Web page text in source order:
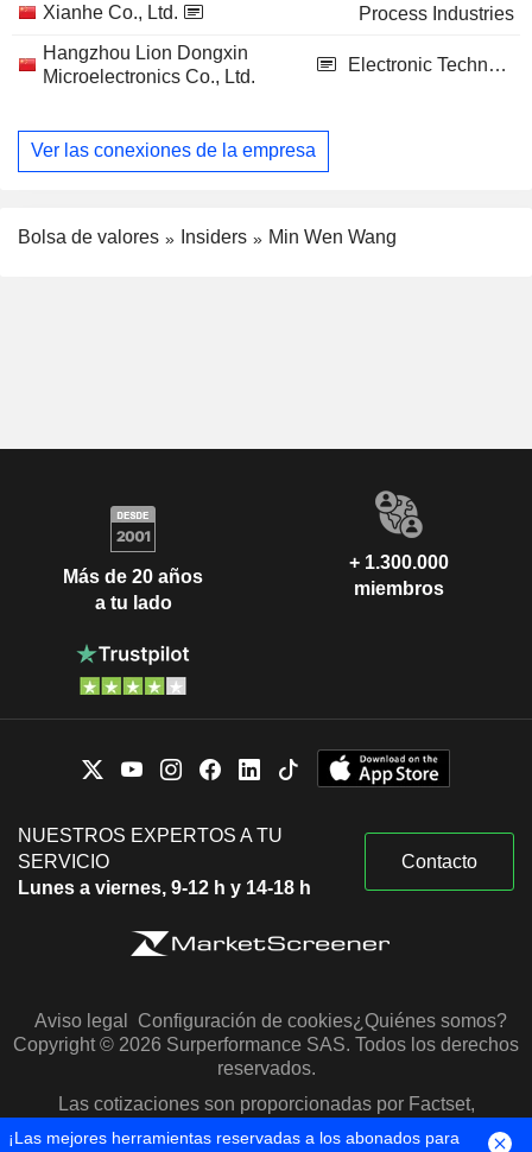
Xianhe Co., Ltd.
Process Industries
Hangzhou Lion Dongxin
Microelectronics Co., Ltd.
Electronic Technology
Ver las conexiones de la empresa
Bolsa de valores Insiders Min Wen Wang
Más de 20 años
a tu lado
+ 1.300.000
miembros
NUESTROS EXPERTOS A TU
SERVICIO
Lunes a viernes, 9-12 h y 14-18 h
Contacto
Aviso legal Configuración de cookies¿Quiénes somos?
Copyright © 2026 Surperformance SAS. Todos los derechos
reservados.
Las cotizaciones son proporcionadas por Factset,
Morningstar y S&P Capital IQ
¡Las mejores herramientas reservadas a los abonados para